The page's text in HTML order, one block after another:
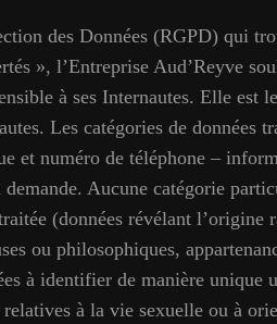
des Données (RGPD) qui
», l’Entreprise Aud’Reyve
à ses Internautes. Elle est
Les catégories de données
et numéro de téléphone –
Aucune catégorie
(données révélant l’origine
ou philosophiques,
à identifier de manière unique
à la vie sexuelle ou à